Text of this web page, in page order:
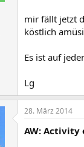
mir fällt jetzt
köstlich
Es ist auf
Lg
28. März 2014
AW: Activity